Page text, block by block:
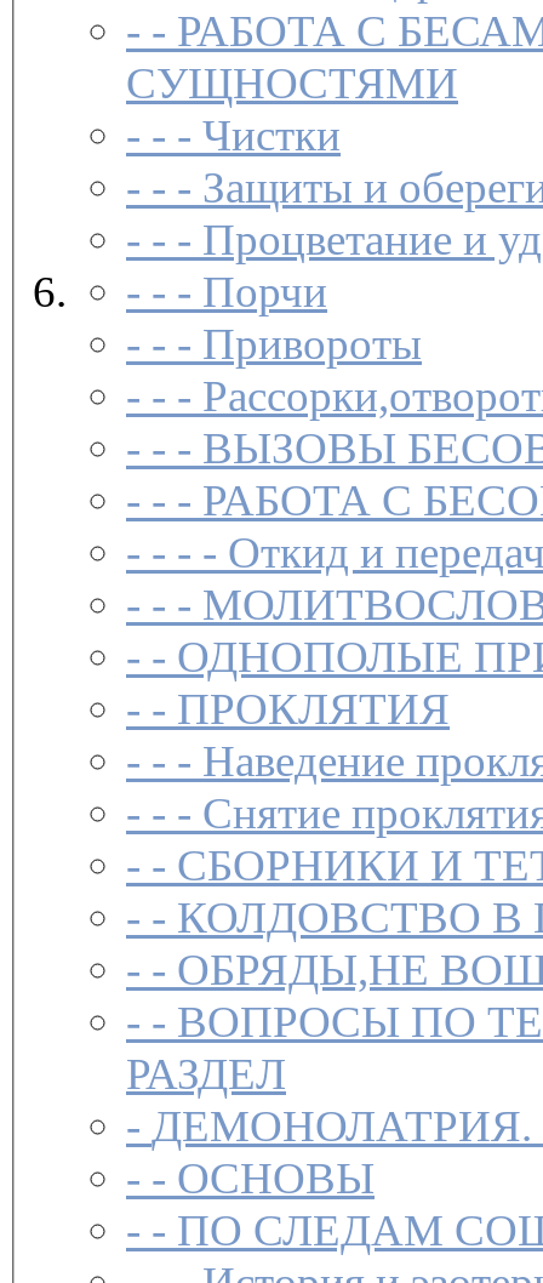
- - РАБОТА С
СУЩНОСТЯМИ
- - - Чистки­
- - - Защиты и
- - - Процветание и
- - - Порчи
- - - Привороты
- - -
- - - ВЫЗОВЫ
- - - РАБОТА С
- - - - Откид и
- - -
- - ОДНОПОЛЫЕ
- - ПРОКЛЯТИЯ
- - - Наведение
- - - Снятие
- - СБОРНИКИ И
- - КОЛДОВСТВО В
- - ОБРЯДЫ,НЕ
- - ВОПРОСЫ ПО
РАЗДЕЛ
-
- - ОСНОВЫ
- - ПО СЛЕДАМ